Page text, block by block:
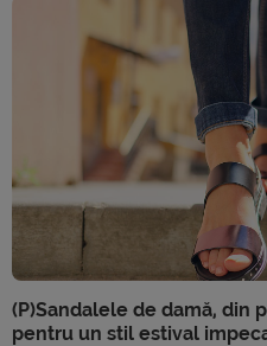
(P)Sandalele de damă, din
pentru un stil estival